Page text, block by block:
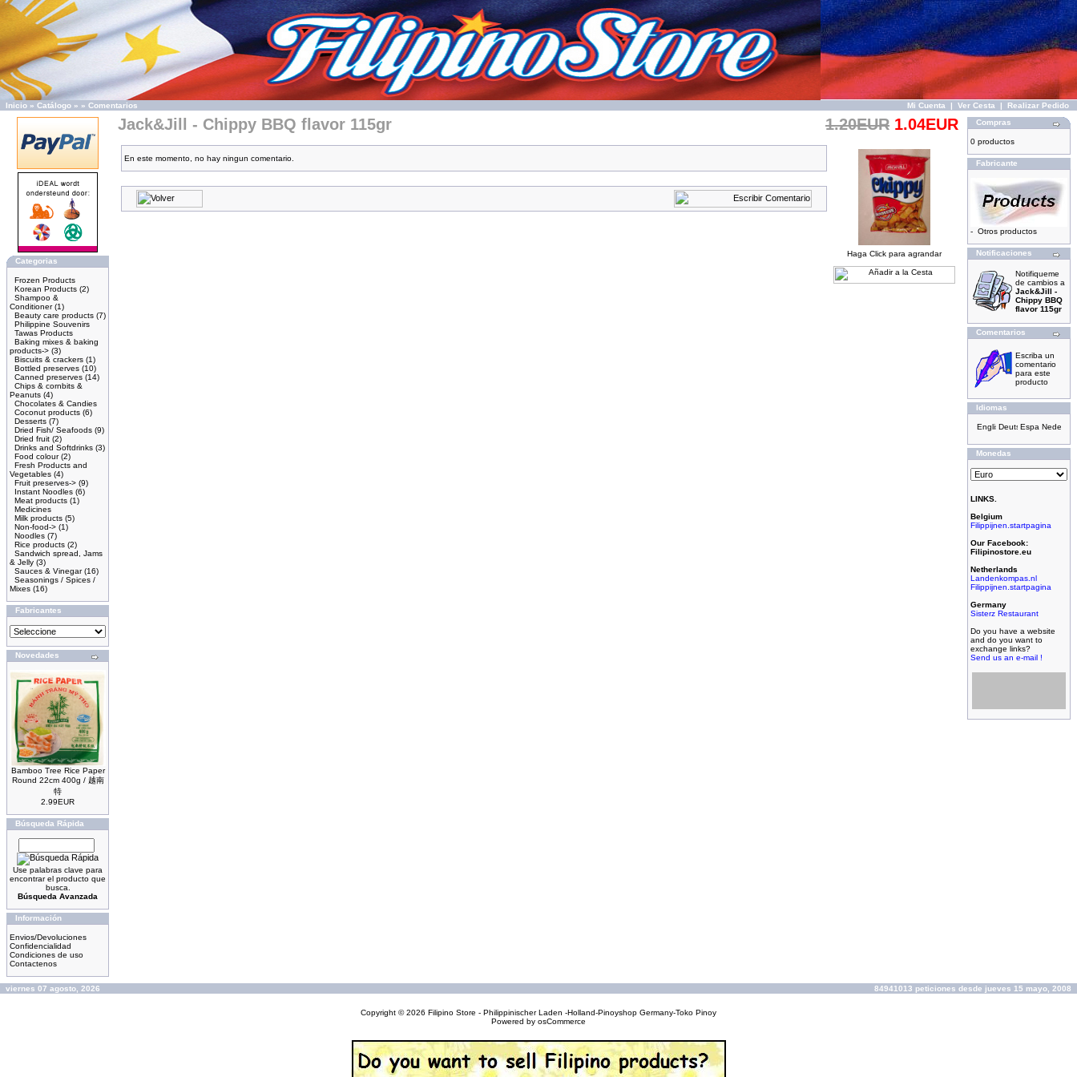
Inicio » Catálogo » » Comentarios Mi Cuenta | Ver Cesta | Realizar Pedido
Categorias
Frozen Products
Korean Products (2)
Shampoo &
Conditioner(1)
Beauty care products (7)
Philippine Souvenirs
Tawas Products
Baking mixes & baking
products-> (3)
Biscuits & crackers (1)
Bottled preserves (10)
Canned preserves (14)
Chips & cornbits &
Peanuts (4)
Chocolates & Candies
Coconut products (6)
Desserts (7)
Dried Fish/ Seafoods (9)
Dried fruit (2)
Drinks and Softdrinks (3)
Food colour(2)
Fresh Products and
Vegetables (4)
Fruit preserves-> (9)
Instant Noodles (6)
Meat products (1)
Medicines
Milk products (5)
Non-food-> (1)
Noodles (7)
Rice products (2)
Sandwich spread, Jams
& Jelly (3)
Sauces & Vinegar(16)
Seasonings / Spices /
Mixes (16)
Fabricantes
Novedades
Bamboo Tree Rice Paper
Round 22cm 400g / 越南
特
2.99EUR
Búsqueda Rápida
Use palabras clave para
encontrar el producto que
busca.
Búsqueda Avanzada
Información
Envios/Devoluciones
Confidencialidad
Condiciones de uso
Contactenos
Jack&Jill - Chippy BBQ flavor 115gr 1.20EUR 1.04EUR
En este momento, no hay ningun comentario.
Haga Click para agrandar
Compras
0 productos
Fabricante
- Otros productos
Notificaciones
Notifiqueme
de cambios a
Jack&Jill -
Chippy BBQ
flavor 115gr
Comentarios
Escriba un
comentario
para este
producto
Idiomas
Monedas
LINKS.
Belgium
Filippijnen.startpagina
Our Facebook:
Filipinostore.eu
Netherlands
Landenkompas.nl
Filippijnen.startpagina
Germany
Sisterz Restaurant
Do you have a website
and do you want to
exchange links?
Send us an e-mail !
viernes 07 agosto, 2026 84941013 peticiones desde jueves 15 mayo, 2008
Copyright © 2026 Filipino Store - Philippinischer Laden -Holland-Pinoyshop Germany-Toko Pinoy
Powered by osCommerce